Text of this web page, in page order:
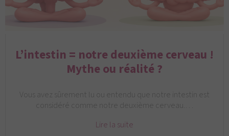
L’intestin = notre deuxième cerveau !
Mythe ou réalité ?
Vous avez sûrement lu ou entendu que notre intestin est
considéré comme notre deuxième cerveau.…
Lire la suite